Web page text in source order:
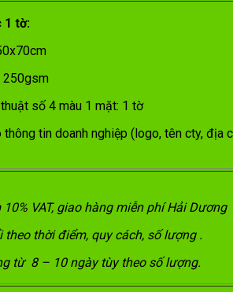
1 tờ:
250gsm
số 4 màu 1 mặt: 1 tờ
thông tin doanh nghiệp (logo, tên cty, địa
10% VAT, giao hàng miễn phí Hải Dương
theo thời điểm, quy cách, số lượng .
từ 8 – 10 ngày tùy theo số lượng.